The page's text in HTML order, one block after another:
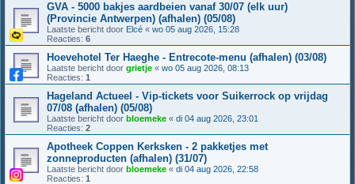
GVA - 5000 bakjes aardbeien vanaf 30/07 (elk uur)
(Provincie Antwerpen) (afhalen) (05/08)
Laatste bericht door Elcé « wo 05 aug 2026, 15:28
Reacties: 6
Hoevehotel Ter Haeghe - Entrecote-menu (afhalen) (03/08)
Laatste bericht door grietje « wo 05 aug 2026, 08:13
Reacties: 1
Hageland Actueel - Vip-tickets voor Suikerrock op vrijdag
07/08 (afhalen) (05/08)
Laatste bericht door bloemeke « di 04 aug 2026, 23:01
Reacties: 2
Apotheek Coppen Kerksken - 2 pakketjes met
zonneproducten (afhalen) (31/07)
Laatste bericht door bloemeke « di 04 aug 2026, 22:58
Reacties: 1